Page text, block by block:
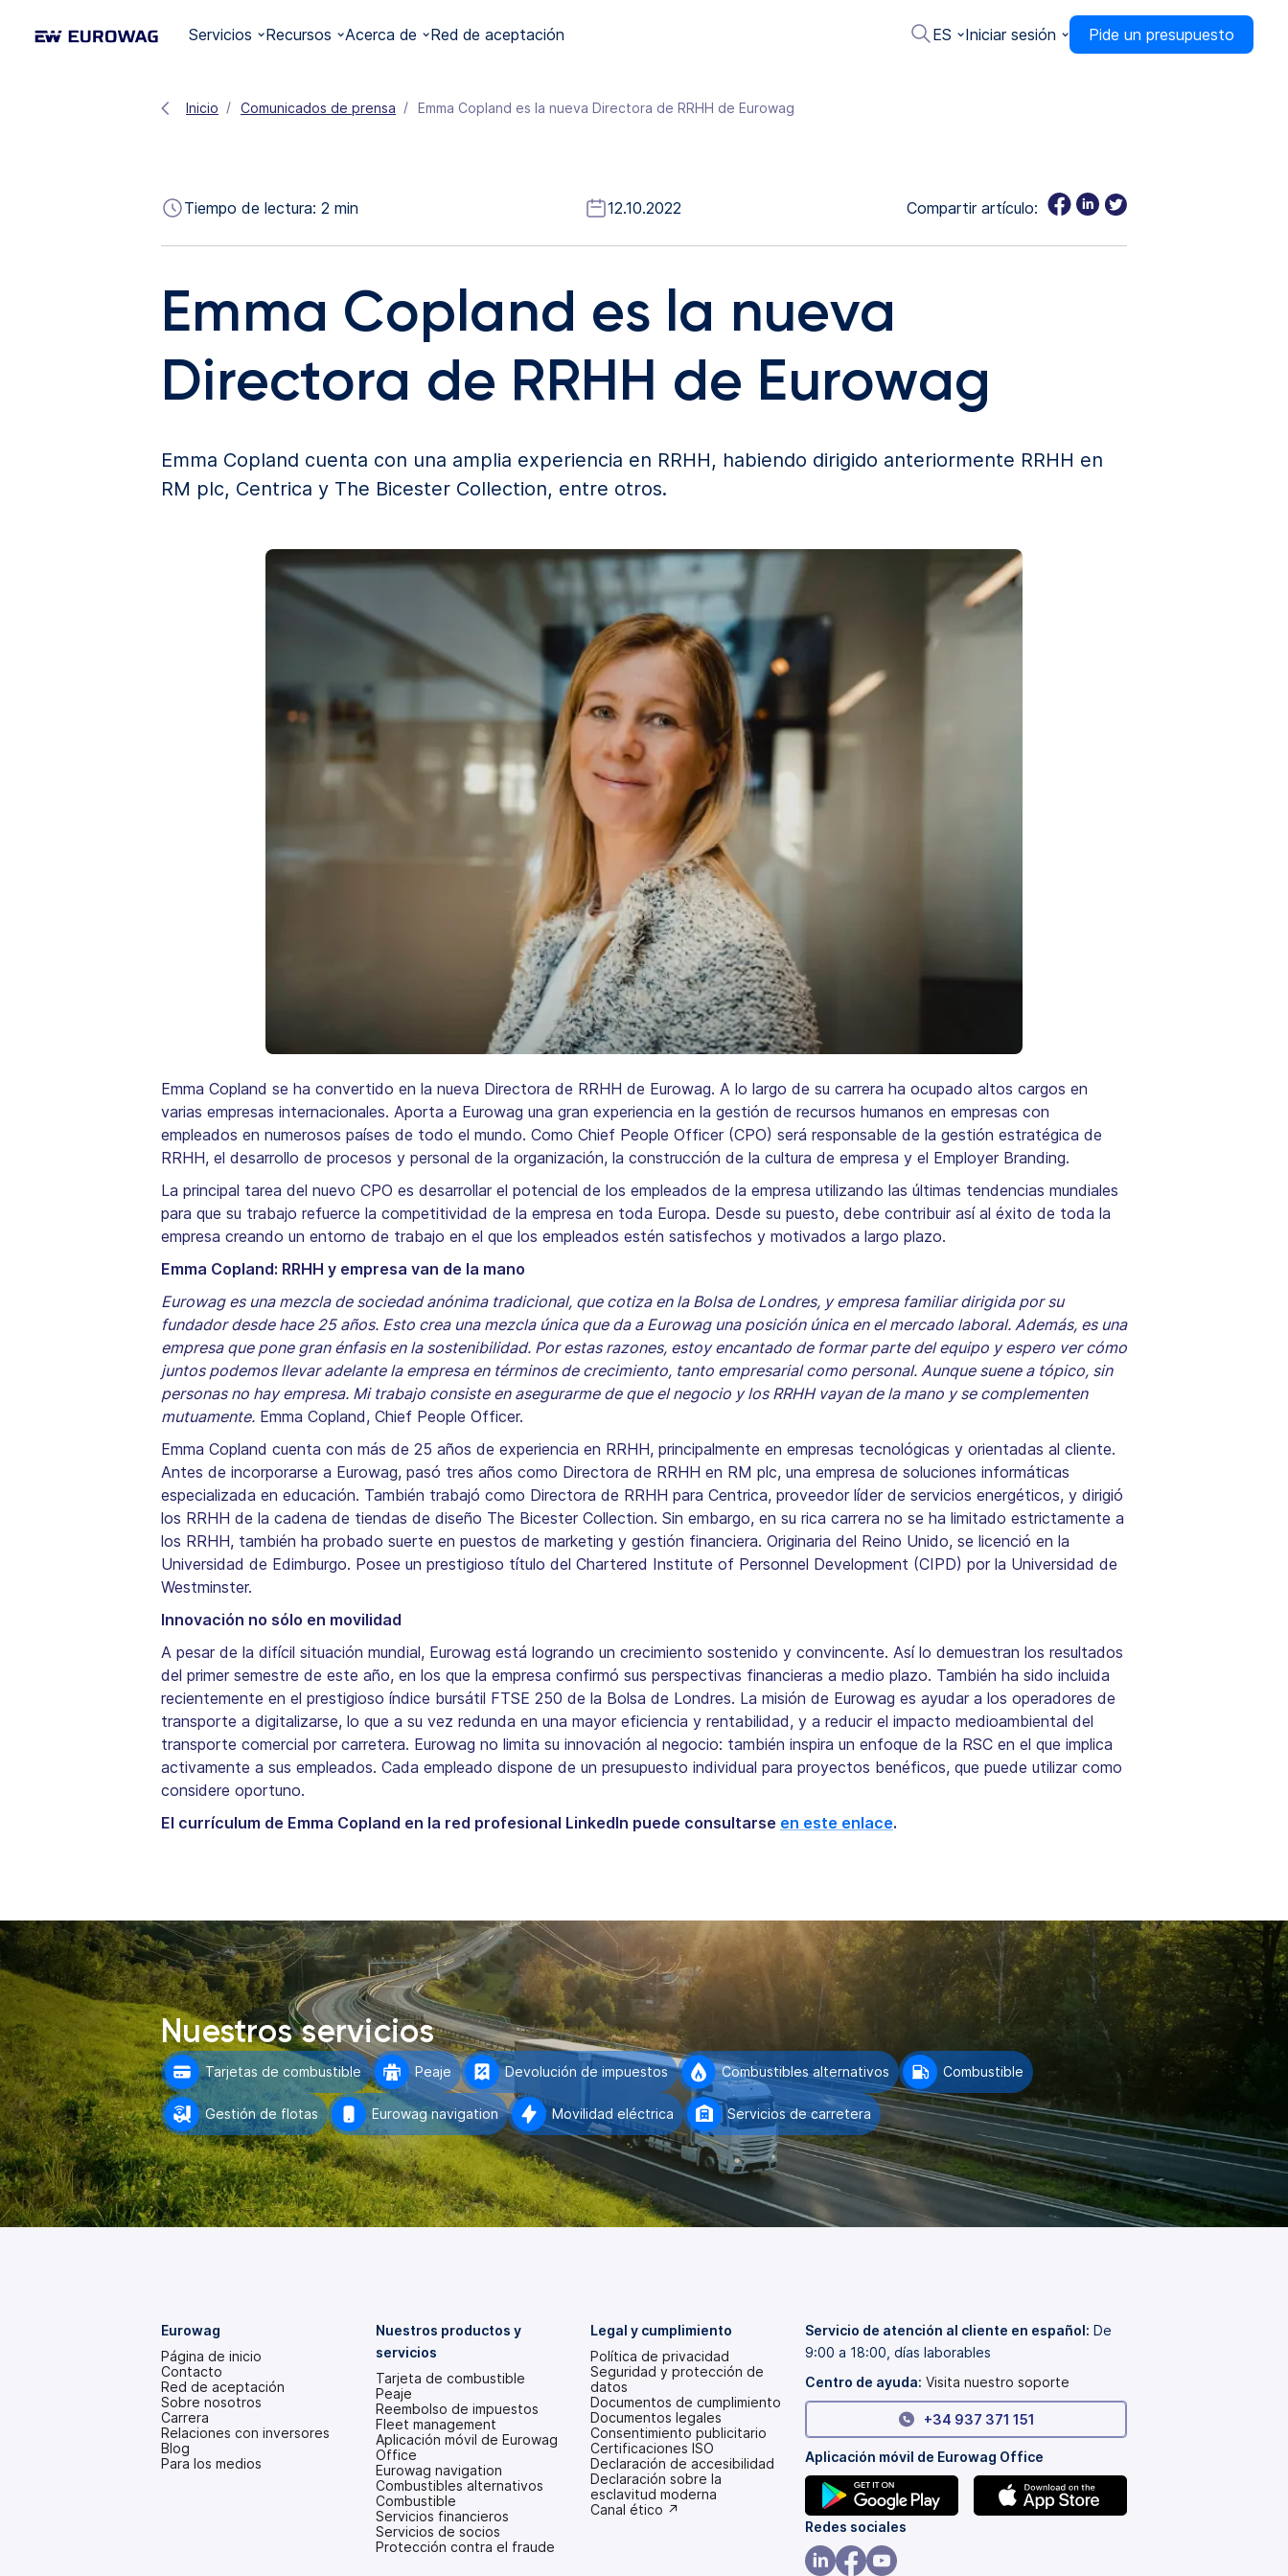
Servicios Recursos Acerca de Red de aceptación ES Iniciar sesión Pide un presupuesto
Inicio Comunicados de prensa Emma Copland es la nueva Directora de RRHH de Eurowag
Tiempo de lectura: 2 min 12.10.2022 Compartir artículo:
Emma Copland es la nueva
Directora de RRHH de Eurowag
Emma Copland cuenta con una amplia experiencia en RRHH, habiendo dirigido anteriormente RRHH en
RM plc, Centrica y The Bicester Collection, entre otros.
Emma Copland se ha convertido en la nueva Directora de RRHH de Eurowag. A lo largo de su carrera ha ocupado altos cargos en
varias empresas internacionales. Aporta a Eurowag una gran experiencia en la gestión de recursos humanos en empresas con
empleados en numerosos países de todo el mundo. Como Chief People Officer (CPO) será responsable de la gestión estratégica de
RRHH, el desarrollo de procesos y personal de la organización, la construcción de la cultura de empresa y el Employer Branding.
La principal tarea del nuevo CPO es desarrollar el potencial de los empleados de la empresa utilizando las últimas tendencias mundiales
para que su trabajo refuerce la competitividad de la empresa en toda Europa. Desde su puesto, debe contribuir así al éxito de toda la
empresa creando un entorno de trabajo en el que los empleados estén satisfechos y motivados a largo plazo.
Emma Copland: RRHH y empresa van de la mano
Eurowag es una mezcla de sociedad anónima tradicional, que cotiza en la Bolsa de Londres, y empresa familiar dirigida por su
fundador desde hace 25 años. Esto crea una mezcla única que da a Eurowag una posición única en el mercado laboral. Además, es una
empresa que pone gran énfasis en la sostenibilidad. Por estas razones, estoy encantado de formar parte del equipo y espero ver cómo
juntos podemos llevar adelante la empresa en términos de crecimiento, tanto empresarial como personal. Aunque suene a tópico, sin
personas no hay empresa. Mi trabajo consiste en asegurarme de que el negocio y los RRHH vayan de la mano y se complementen
mutuamente. Emma Copland, Chief People Officer.
Emma Copland cuenta con más de 25 años de experiencia en RRHH, principalmente en empresas tecnológicas y orientadas al cliente.
Antes de incorporarse a Eurowag, pasó tres años como Directora de RRHH en RM plc, una empresa de soluciones informáticas
especializada en educación. También trabajó como Directora de RRHH para Centrica, proveedor líder de servicios energéticos, y dirigió
los RRHH de la cadena de tiendas de diseño The Bicester Collection. Sin embargo, en su rica carrera no se ha limitado estrictamente a
los RRHH, también ha probado suerte en puestos de marketing y gestión financiera. Originaria del Reino Unido, se licenció en la
Universidad de Edimburgo. Posee un prestigioso título del Chartered Institute of Personnel Development (CIPD) por la Universidad de
Westminster.
Innovación no sólo en movilidad
A pesar de la difícil situación mundial, Eurowag está logrando un crecimiento sostenido y convincente. Así lo demuestran los resultados
del primer semestre de este año, en los que la empresa confirmó sus perspectivas financieras a medio plazo. También ha sido incluida
recientemente en el prestigioso índice bursátil FTSE 250 de la Bolsa de Londres. La misión de Eurowag es ayudar a los operadores de
transporte a digitalizarse, lo que a su vez redunda en una mayor eficiencia y rentabilidad, y a reducir el impacto medioambiental del
transporte comercial por carretera. Eurowag no limita su innovación al negocio: también inspira un enfoque de la RSC en el que implica
activamente a sus empleados. Cada empleado dispone de un presupuesto individual para proyectos benéficos, que puede utilizar como
considere oportuno.
El currículum de Emma Copland en la red profesional LinkedIn puede consultarse en este enlace.
Nuestros servicios
Tarjetas de combustible Peaje Devolución de impuestos Combustibles alternativos Combustible
Gestión de flotas Eurowag navigation Movilidad eléctrica Servicios de carretera
Eurowag
Página de inicio
Contacto
Red de aceptación
Sobre nosotros
Carrera
Relaciones con inversores
(se
abre
Blog
Para los medios
Nuestros productos y
servicios
Tarjeta de combustible
Peaje
Reembolso de impuestos
Fleet management
Aplicación móvil de Eurowag
Office
Eurowag navigation
Combustibles alternativos
Combustible
Servicios financieros
Servicios de socios
Protección contra el fraude
Legal y cumplimiento
Política de privacidad
Seguridad y protección de
datos
Documentos de cumplimiento
Documentos legales
Consentimiento publicitario
Certificaciones ISO
Declaración de accesibilidad
(se
abre
en
Declaración sobre la
esclavitud moderna
(se
Canal ético ↗
Servicio de atención al cliente en español: De
9:00 a 18:00, días laborables
Centro de ayuda: Visita nuestro soporte
+34 937 371 151
Aplicación móvil de Eurowag Office
(se
abre
Redes sociales